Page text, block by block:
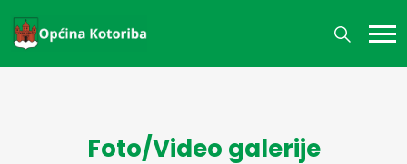
Foto/Video galerije